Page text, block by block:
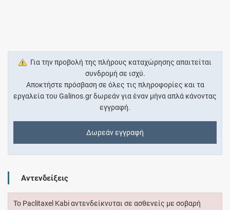
Για την προβολή της πλήρους καταχώρησης απαιτείται
συνδρομή σε ισχύ.
Αποκτήστε πρόσβαση σε όλες τις πληροφορίες και τα
εργαλεία του Galinos.gr δωρεάν για έναν μήνα απλά κάνοντας
εγγραφή.
Δωρεάν εγγραφή
Αντενδείξεις
Το Paclitaxel Kabi αντενδείκνυται σε ασθενείς με σοβαρή